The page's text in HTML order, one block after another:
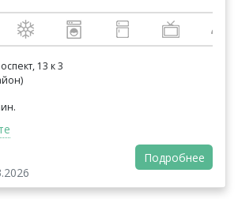
13 к 3
Подробнее